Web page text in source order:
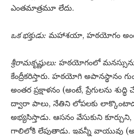
ఎంతమాత్రమూ లేదు.
ఒక భక్తుడు: మహాశయా, హఠయోగం
శ్రీరామకృష్ణులు: హఠయోగంలో మనస్సును
కేంద్రీకరిస్తారు. హఠయోగి అపానస్థానం
అంతర ప్రక్షాళనం (అంటే, ప్రేగులను
ద్వారా పాలు, నేతిని లోపలకు
అభ్యసిస్తాడు. ఆసనం వేసుకుని
గాలిలోకి లేపుతాడు. ఇవన్నీ వాయువు